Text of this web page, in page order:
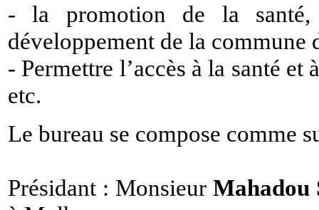
- la promotion de la santé,
développement de la commune
- Permettre l’accès à la santé et
etc.
Le bureau se compose comme
Présidant : Monsieur Mahadou